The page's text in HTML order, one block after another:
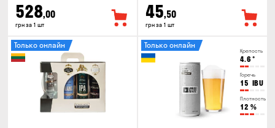
528,00
грн за 1 шт
45,50
грн за 1 шт
Только онлайн
Крепость
4.6 °
Горечь
15 IBU
Плотность
12 %
Только онлайн